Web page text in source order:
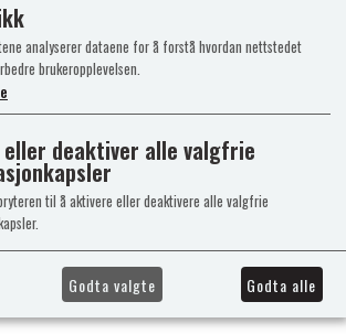
analyserer dataene for å forstå hvordan nettstedet
brukeropplevelsen.
deaktiver alle valgfrie
til å aktivere eller deaktivere alle valgfrie
Godta valgte Godta alle